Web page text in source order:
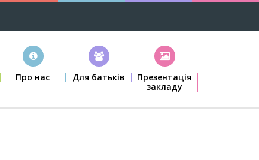
Про нас Для батьків
Презентація
закладу